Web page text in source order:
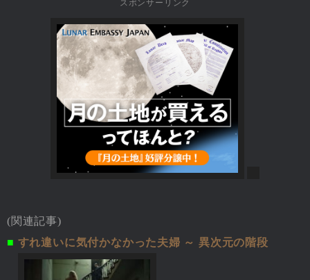
スポンサーリンク
(関連記事)
■ すれ違いに気付かなかった夫婦 ～ 異次元の階段